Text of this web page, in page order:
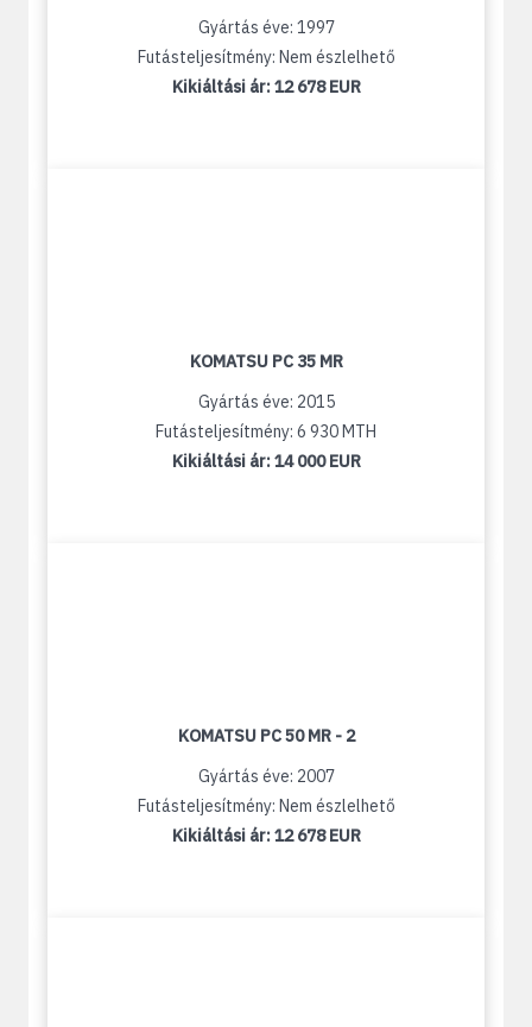
Gyártás éve: 1997
Futásteljesítmény: Nem észlelhető
Kikiáltási ár:12 678 EUR
KOMATSU PC 35 MR
Gyártás éve: 2015
Futásteljesítmény: 6 930 MTH
Kikiáltási ár:14 000 EUR
KOMATSU PC 50 MR - 2
Gyártás éve: 2007
Futásteljesítmény: Nem észlelhető
Kikiáltási ár:12 678 EUR